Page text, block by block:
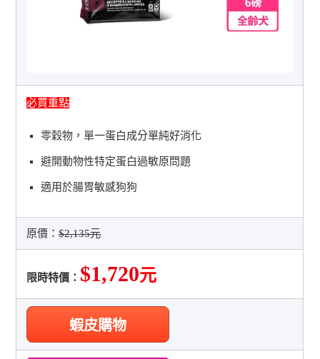
必買重點
零穀物，單一蛋白成分單純好消化
避開動物性特定蛋白過敏原問題
適用於腸胃敏感狗狗
原價：$2,135元
限時特價： $1,720元
蝦皮購物